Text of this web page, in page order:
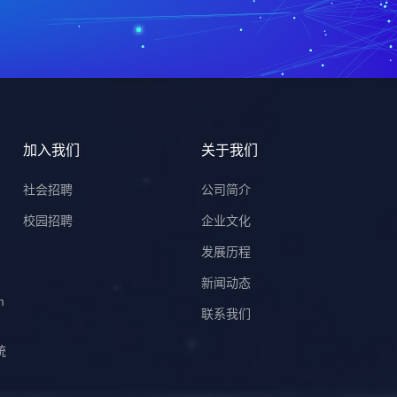
加入我们
社会招聘
校园招聘
关于我们
公司简介
企业文化
发展历程
新闻动态
联系我们